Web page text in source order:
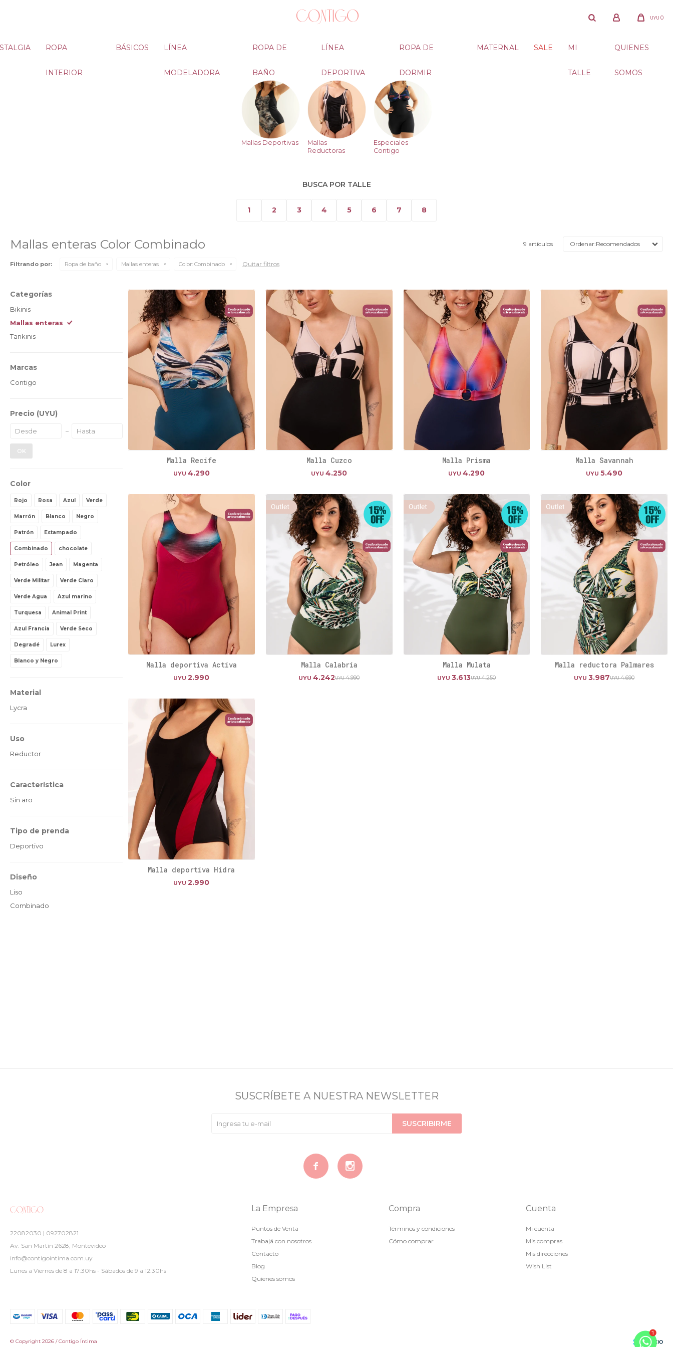
ROPA
INTERIOR
BÁSICOS LÍNEA
MODELADORA
ROPA DE
BAÑO
LÍNEA
DEPORTIVA
ROPA DE
DORMIR
MATERNAL SALE MI
TALLE
QUIENES
SOMOS
UYU 0
Mallas Deportivas
Mallas
Reductoras
Especiales
Contigo
BUSCA POR TALLE
1 2 3 4 5 6 7 8
Mallas enteras Color Combinado 9 artículos Recomendados
Filtrando por: Ropa de baño Mallas enteras Color: Combinado Quitar filtros
Malla Recife
UYU 4.290
Malla Cuzco
UYU 4.250
Malla Prisma
UYU 4.290
Malla Savannah
UYU 5.490
Malla deportiva Activa
UYU 2.990
Malla Calabria
UYU 4.242UYU4.990
Malla Mulata
UYU 3.613UYU4.250
Malla reductora Palmares
UYU 3.987UYU4.690
Malla deportiva Hidra
UYU 2.990
Categorías
Bikinis
Mallas enteras
Tankinis
Marcas
Contigo
Precio (UYU)
OK
Color
Rojo Rosa Azul Verde
Marrón Blanco Negro
Patrón Estampado
Combinado chocolate
Petróleo Jean Magenta
Verde Militar Verde Claro
Verde Agua Azul marino
Turquesa Animal Print
Azul Francia Verde Seco
Degradé Lurex
Blanco y Negro
Material
Lycra
Uso
Reductor
Característica
Sin aro
Tipo de prenda
Deportivo
Diseño
Liso
Combinado
22082030 | 092702821
Av. San Martín 2628, Montevideo
info@contigointima.com.uy
Lunes a Viernes de 8 a 17:30hs - Sábados de 9 a 12:30hs
La Empresa
Puntos de Venta
Trabajá con nosotros
Contacto
Blog
Quienes somos
Compra
Términos y condiciones
Cómo comprar
Cuenta
Mi cuenta
Mis compras
Mis direcciones
Wish List
SUSCRÍBETE A NUESTRA NEWSLETTER
SUSCRIBIRME
 
© Copyright 2026 / Contigo Íntima